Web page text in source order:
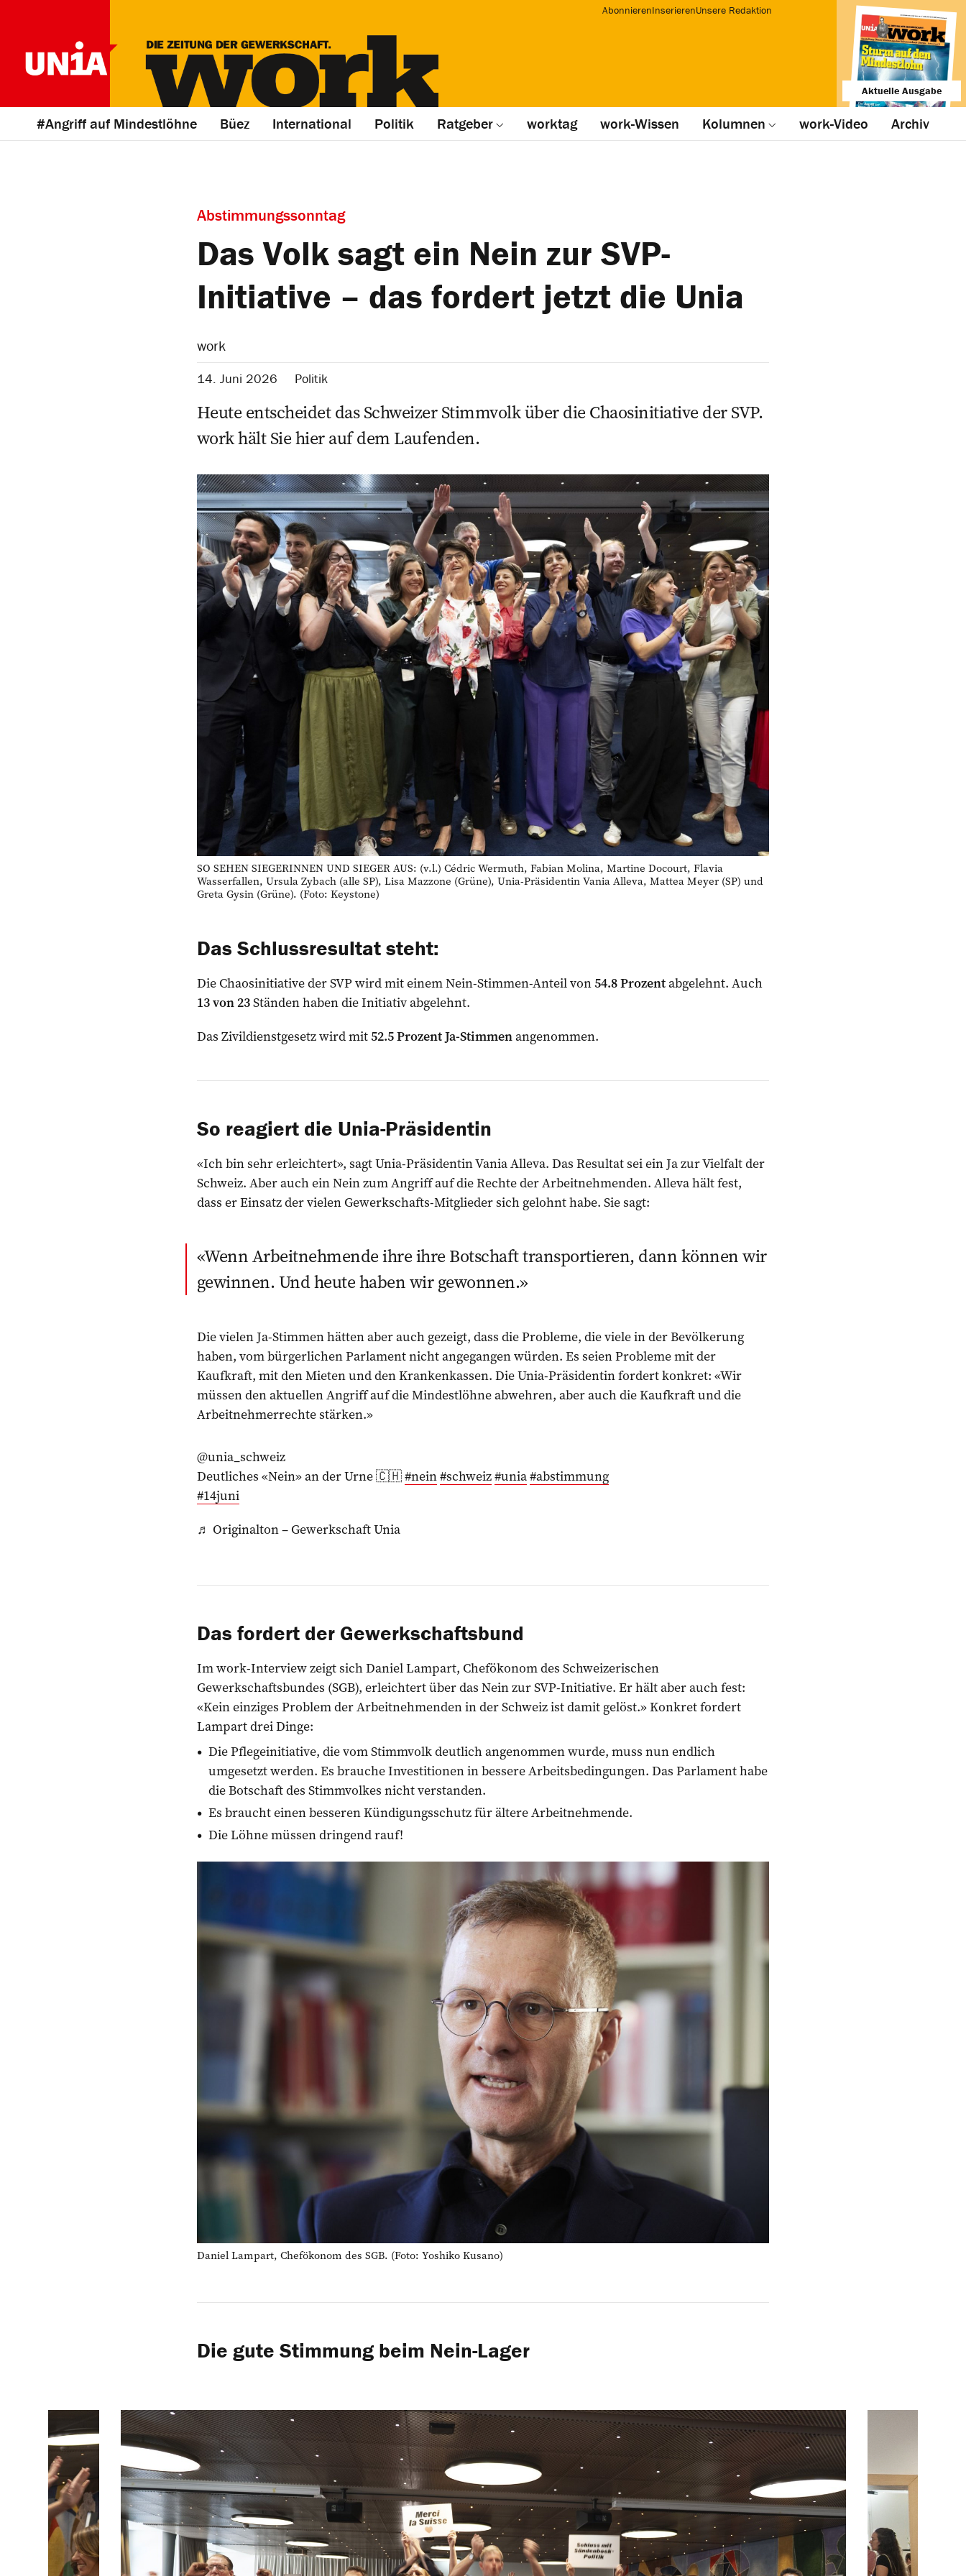
AbonnierenInserierenUnsere Redaktion
Aktuelle Ausgabe
#Angriff auf Mindestlöhne Büez International Politik Ratgeber worktag work-Wissen Kolumnen work-Video Archiv
Abstimmungssonntag
Das Volk sagt ein Nein zur SVP-
Initiative – das fordert jetzt die Unia
work
14. Juni 2026 Politik
Heute entscheidet das Schweizer Stimmvolk über die Chaosinitiative der SVP.
work hält Sie hier auf dem Laufenden.
SO SEHEN SIEGERINNEN UND SIEGER AUS: (v.l.) Cédric Wermuth, Fabian Molina, Martine Docourt, Flavia
Wasserfallen, Ursula Zybach (alle SP), Lisa Mazzone (Grüne), Unia-Präsidentin Vania Alleva, Mattea Meyer (SP) und
Greta Gysin (Grüne). (Foto: Keystone)
Das Schlussresultat steht:
Die Chaosinitiative der SVP wird mit einem Nein-Stimmen-Anteil von54.8 Prozentabgelehnt. Auch
13 von 23Ständen haben die Initiativ abgelehnt.
Das Zivildienstgesetz wird mit52.5 Prozent Ja-Stimmenangenommen.
So reagiert die Unia-Präsidentin
«Ich bin sehr erleichtert», sagt Unia-Präsidentin Vania Alleva. Das Resultat sei ein Ja zur Vielfalt der
Schweiz. Aber auch ein Nein zum Angriff auf die Rechte der Arbeitnehmenden. Alleva hält fest,
dass er Einsatz der vielen Gewerkschafts-Mitglieder sich gelohnt habe. Sie sagt:
Wenn Arbeitnehmende ihre ihre Botschaft transportieren, dann können wir
gewinnen. Und heute haben wir gewonnen.
Die vielen Ja-Stimmen hätten aber auch gezeigt, dass die Probleme, die viele in der Bevölkerung
haben, vom bürgerlichen Parlament nicht angegangen würden. Es seien Probleme mit der
Kaufkraft, mit den Mieten und den Krankenkassen. Die Unia-Präsidentin fordert konkret: «Wir
müssen den aktuellen Angriff auf die Mindestlöhne abwehren, aber auch die Kaufkraft und die
Arbeitnehmerrechte stärken.»
@unia_schweiz
Deutliches «Nein» an der Urne 🇨🇭#nein#schweiz#unia#abstimmung
#14juni
♬ Originalton – Gewerkschaft Unia
Das fordert der Gewerkschaftsbund
Im work-Interview zeigt sich Daniel Lampart, Chefökonom des Schweizerischen
Gewerkschaftsbundes (SGB), erleichtert über das Nein zur SVP-Initiative. Er hält aber auch fest:
«Kein einziges Problem der Arbeitnehmenden in der Schweiz ist damit gelöst.» Konkret fordert
Lampart drei Dinge:
Die Pflegeinitiative, die vom Stimmvolk deutlich angenommen wurde, muss nun endlich
umgesetzt werden. Es brauche Investitionen in bessere Arbeitsbedingungen. Das Parlament habe
die Botschaft des Stimmvolkes nicht verstanden.
Es braucht einen besseren Kündigungsschutz für ältere Arbeitnehmende.
Die Löhne müssen dringend rauf!
Daniel Lampart, Chefökonom des SGB. (Foto: Yoshiko Kusano)
Die gute Stimmung beim Nein-Lager